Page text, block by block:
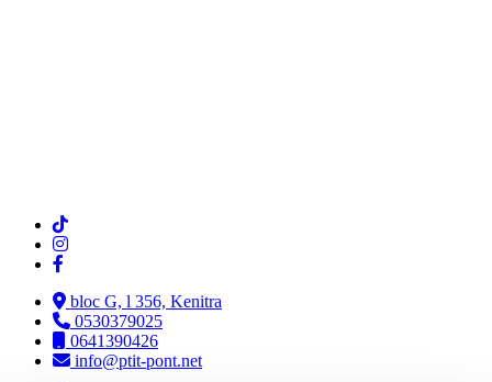
bloc G, l 356, Kenitra
0530379025
0641390426
info@ptit-pont.net